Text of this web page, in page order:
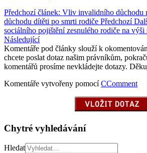
Předchozí článek: Vliv invalidního důchodu
důchodu dítěti po smrti rodiče Předchozí
sociálního pojištění zesnulého rodiče na
Následující
Komentáře pod články slouží k
chcete poslat dotaz našim právníkům,
komentářů prosíme nevkládejte dotazy.
Komentáře vytvořeny pomocíCComment
Chytré vyhledávání
Hledat